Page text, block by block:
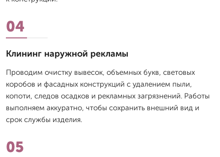
04
Клининг наружной рекламы
Проводим очистку вывесок, объемных букв, световых
коробов и фасадных конструкций с удалением пыли,
копоти, следов осадков и рекламных загрязнений. Работы
выполняем аккуратно, чтобы сохранить внешний вид и
срок службы изделия.
05